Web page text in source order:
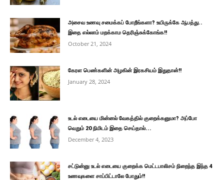
அசைவ உணவு சமைக்கப் போறீங்களா? உயிருக்கே ஆபத்து..
இதை எல்லாம் மறக்காம தெரிஞ்சுக்கோங்க!!
October 21, 2024
கேரள பெண்களின் அழகின் இரகசியம் இதுதான்!!
January 28, 2024
உடல் எடையை மின்னல் வேகத்தில் குறைக்கனுமா? அப்போ
வெறும் 20 நிமிடம் இதை செய்தால்...
December 4, 2023
சட்டுன்னு உடல் எடையை குறைக்க மெட்டபாலிசம் நிறைந்த இந்த 4
உணவுகளை சாப்பிட்டாலே போதும்!!